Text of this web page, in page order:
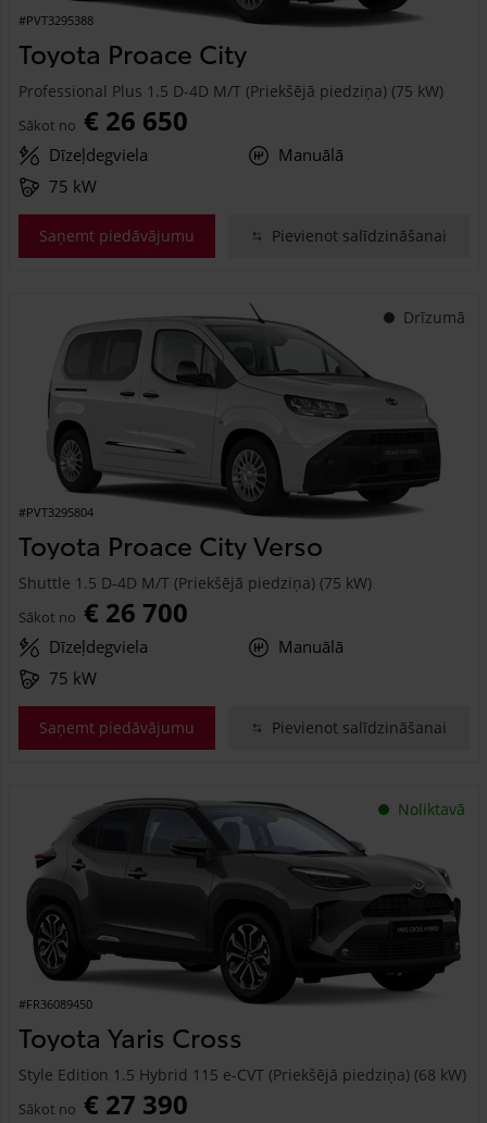
#PVT3295388
Toyota Proace City
Professional Plus 1.5 D-4D M/T (Priekšējā piedziņa) (75 kW)
Sākot no € 26 650
Dīzeļdegviela
Manuālā
75 kW
Saņemt piedāvājumu Pievienot salīdzināšanai
Drīzumā
#PVT3295804
Toyota Proace City Verso
Shuttle 1.5 D-4D M/T (Priekšējā piedziņa) (75 kW)
Sākot no € 26 700
Dīzeļdegviela
Manuālā
75 kW
Saņemt piedāvājumu Pievienot salīdzināšanai
Noliktavā
#FR36089450
Toyota Yaris Cross
Style Edition 1.5 Hybrid 115 e-CVT (Priekšējā piedziņa) (68 kW)
Sākot no € 27 390